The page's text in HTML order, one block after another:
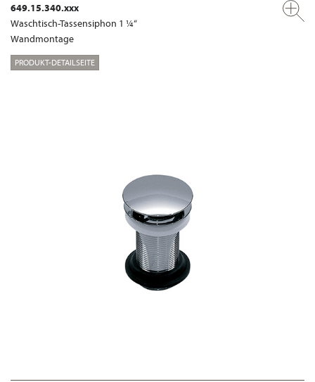
649.15.340.xxx
Waschtisch-Tassensiphon 1 ¼“
Wandmontage
PRODUKT-DETAILSEITE